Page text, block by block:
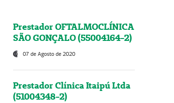
Prestador OFTALMOCLÍNICA
SÃO GONÇALO (55004164-2)
07 de Agosto de 2020
Prestador Clínica Itaipú Ltda
(51004348-2)